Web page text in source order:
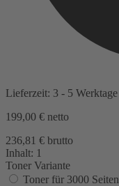
Lieferzeit: 3 - 5 Werktage
199,00 € netto
236,81 € brutto
Inhalt: 1
Toner Variante
Toner für 3000 Seiten